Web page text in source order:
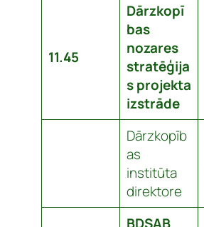
11.45
Dārzkopī
bas
nozares
stratēģija
s projekta
izstrāde
Dārzkopīb
as
institūta
direktore